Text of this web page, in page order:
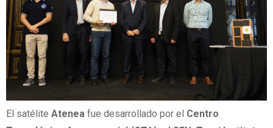
El satélite Atenea fue desarrollado por el Centro